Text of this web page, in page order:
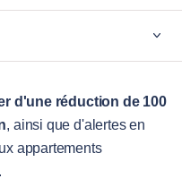
d'une réduction de 100
, ainsi que d'alertes en
appartements